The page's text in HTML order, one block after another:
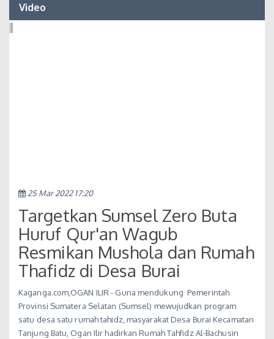
Video
25 Mar 2022 17:20
Targetkan Sumsel Zero Buta
Huruf Qur'an Wagub
Resmikan Mushola dan Rumah
Thafidz di Desa Burai
Kaganga.com,OGAN ILIR - Guna mendukung Pemerintah
Provinsi Sumatera Selatan (Sumsel) mewujudkan program
satu desa satu rumah tahidz, masyarakat Desa Burai Kecamatan
Tanjung Batu, Ogan Ilir hadirkan Rumah Tahfidz Al-Bachusin